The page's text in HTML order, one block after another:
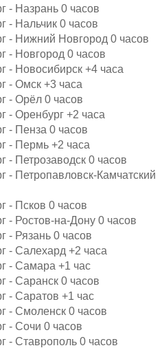
- Назрань 0 часов
- Нальчик 0 часов
- Нижний Новгород 0 часов
- Новгород 0 часов
- Новосибирск +4 часа
- Омск +3 часа
- Орёл 0 часов
- Оренбург +2 часа
- Пенза 0 часов
- Пермь +2 часа
- Петрозаводск 0 часов
- Петропавловск-Камчатский
- Псков 0 часов
- Ростов-на-Дону 0 часов
- Рязань 0 часов
- Салехард +2 часа
- Самара +1 час
- Саранск 0 часов
- Саратов +1 час
- Смоленск 0 часов
- Сочи 0 часов
- Ставрополь 0 часов